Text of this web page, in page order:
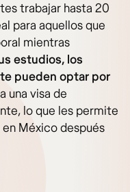
trabajar hasta 20
para aquellos que
mientras
estudios, los
pueden optar por
a una visa de
lo que les permite
México después